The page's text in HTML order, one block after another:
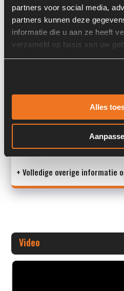
partners voor social media,
partners kunnen deze
informatie die u aan ze heeft
verzameld op basis van uw
Alles
Land:
S/N: -
Mac
+ Volledige overige informatie
Video